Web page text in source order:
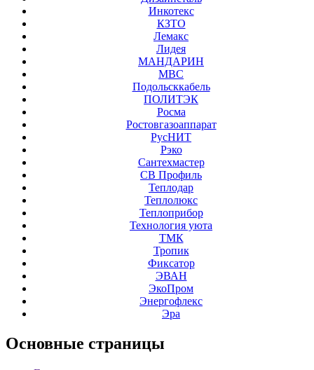
Инкотекс
КЗТО
Лемакс
Лидея
МАНДАРИН
МВС
Подольсккабель
ПОЛИТЭК
Росма
Ростовгазоаппарат
РусНИТ
Рэко
Сантехмастер
СВ Профиль
Теплодар
Теплолюкс
Теплоприбор
Технология уюта
ТМК
Тропик
Фиксатор
ЭВАН
ЭкоПром
Энергофлекс
Эра
Основные страницы